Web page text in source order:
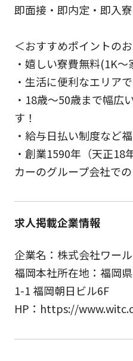
即面接・即内定・即入寮
＜おすすめポイントの
・嬉しい寮費無料(1K
・生活に便利なエリア
・18歳～50歳まで幅広
す！
・給与日払い制度など
・創業1590年（天正18
カーのグループ会社で
求人掲載企業情報
企業名：株式会社ワー
福岡本社所在地：福岡
1-1 福岡朝日ビル6F
HP：https://